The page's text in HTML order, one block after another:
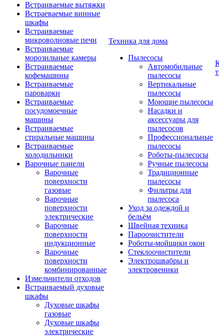
Встраиваемые вытяжки
Встраеваемые винные
шкафы
Встраиваемые
микроволновые печи
Встраиваемые
морозильные камеры
Встраиваемые
кофемашины
Встраиваемые
пароварки
Встраиваемые
посудомоечные
машины
Встраиваемые
стиральные машины
Встраиваемые
холодильники
Варочные панели
Варочные
поверхности
газовые
Варочные
поверхности
электрические
Варочные
поверхности
индукционные
Варочные
поверхности
комбинированные
Измельчители отходов
Встраиваемый духовые
шкафы
Духовые шкафы
газовые
Духовые шкафы
электрические
Техника для дома
Пылесосы
Автомобильные
пылесосы
Вертикальные
пылесосы
Моющие пылесосы
Насадки и
аксессуары для
пылесосов
Профессиональные
пылесосы
Роботы-пылесосы
Ручные пылесосы
Традиционные
пылесосы
Фильтры для
пылесоса
Уход за одеждой и
бельём
Швейная техника
Пароочистители
Роботы-мойщики окон
Стеклоочистители
Электрошвабры и
электровеники